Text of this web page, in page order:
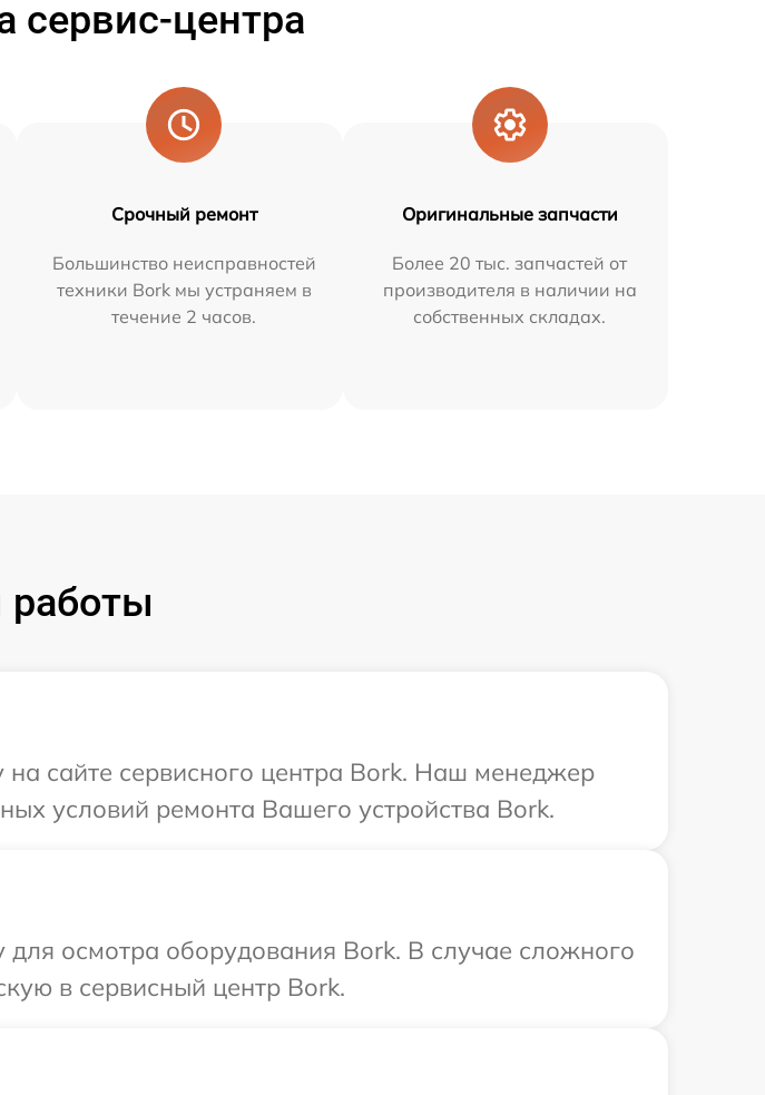
сервис-центра
Срочный ремонт
Большинство неисправностей
техники Bork мы устраняем в
течение 2 часов.
Оригинальные запчасти
Более 20 тыс. запчастей от
производителя в наличии на
собственных складах.
сайте сервисного центра Bork. Наш менеджер
условий ремонта Вашего устройства Bork.
осмотра оборудования Bork. В случае сложного
в сервисный центр Bork.